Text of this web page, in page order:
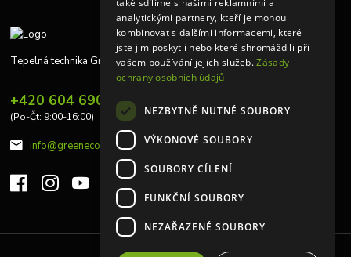
Tepelná technika Greeneco
+420 604 690 848
(Po-Čt: 9:00-16:00)
info@greeneco.cz
také sdílíme s našimi reklamními a
analytickými partnery, kteří je mohou
kombinovat s dalšími informacemi, které
jste jim poskytli nebo které shromáždili při
vašem používání jejich služeb.Zásady
ochrany osobních údajů
NEZBYTNĚ NUTNÉ SOUBORY
VÝKONOVÉ SOUBORY
SOUBORY CÍLENÍ
FUNKČNÍ SOUBORY
NEZAŘAZENÉ SOUBORY